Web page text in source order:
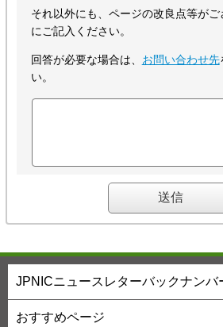
それ以外にも、ページの改良点等が
にご記入ください。
回答が必要な場合は、 お問い合わせ先
い。
JPNICニュースレターバックナンバ
おすすめページ